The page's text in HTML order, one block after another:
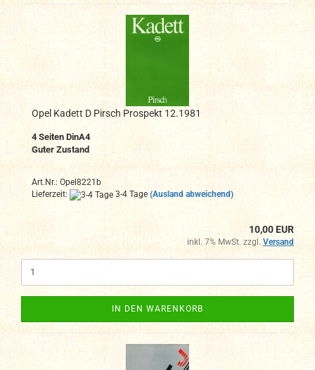
Opel Kadett D Pirsch Prospekt 12.1981
4Seiten DinA4
Guter Zustand
Art.Nr.: Opel8221b
Lieferzeit:
3-4 Tage (Ausland abweichend)
10,00 EUR
inkl. 7% MwSt. zzgl. Versand
IN DEN WARENKORB